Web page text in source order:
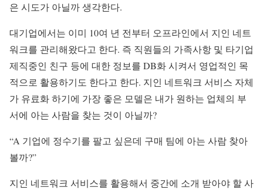
은 시도가 아닐까 생각한다.
대기업에서는 이미 10여 년 전부터 오프라인에서 지인 네트
워크를 관리해왔다고 한다. 즉 직원들의 가족사항 및 타기업
제직중인 친구 등에 대한 정보를 DB화 시켜서 영업적인 목
적으로 활용하기도 한다고 한다. 지인 네트워크 서비스 자체
가 유료화 하기에 가장 좋은 모델은 내가 원하는 업체의 부
서에 아는 사람을 찾는 것이 아닐까?
“A 기업에 정수기를 팔고 싶은데 구매 팀에 아는 사람 찾아
볼까?”
지인 네트워크 서비스를 활용해서 중간에 소개 받아야 할 사